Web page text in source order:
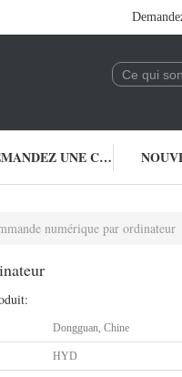
DEMANDEZ UNE CITATION
numérique par ordinateur
Dongguan, Chine
HYD